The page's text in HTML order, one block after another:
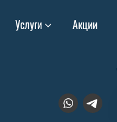
Услуги Акции